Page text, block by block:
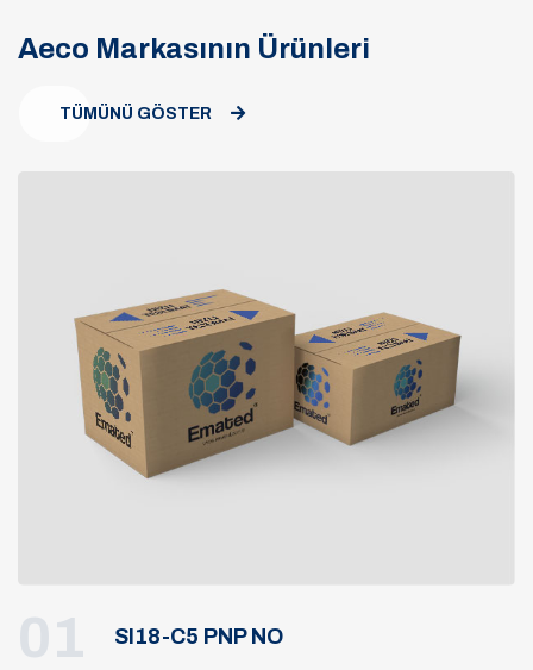
Aeco Markasının Ürünleri
TÜMÜNÜ GÖSTER
01 SI18-C5 PNP NO